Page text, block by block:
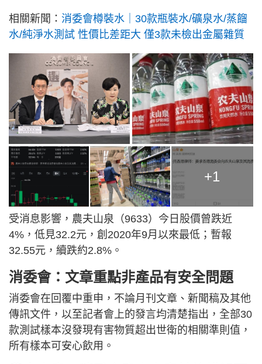
相關新聞： 消委會樽裝水｜30款瓶裝水/礦泉水/蒸餾
水/純淨水測試 性價比差距大 僅3款未檢出金屬雜質
+1
受消息影響，農夫山泉（9633）今日股價曾跌近
4%，低見32.2元，創2020年9月以來最低；暫報
32.55元，續跌約2.8%。
消委會：文章重點非產品有安全問題
消委會在回覆中重申，不論月刊文章、新聞稿及其他
傳訊文件，以至記者會上的發言均清楚指出，全部30
款測試樣本沒發現有害物質超出世衛的相關準則值，
所有樣本可安心飲用。